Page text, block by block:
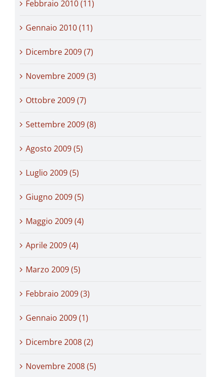
Febbraio 2010 (11)
Gennaio 2010 (11)
Dicembre 2009 (7)
Novembre 2009 (3)
Ottobre 2009 (7)
Settembre 2009 (8)
Agosto 2009 (5)
Luglio 2009 (5)
Giugno 2009 (5)
Maggio 2009 (4)
Aprile 2009 (4)
Marzo 2009 (5)
Febbraio 2009 (3)
Gennaio 2009 (1)
Dicembre 2008 (2)
Novembre 2008 (5)